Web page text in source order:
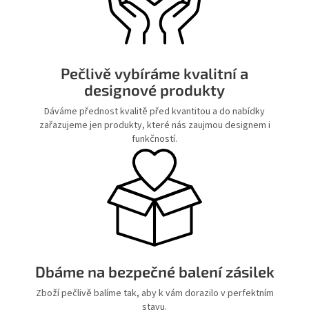
Pečlivě vybíráme kvalitní a
designové produkty
Dáváme přednost kvalitě před kvantitou a do nabídky
zařazujeme jen produkty, které nás zaujmou designem i
funkčností.
Dbáme na bezpečné balení zásilek
Zboží pečlivě balíme tak, aby k vám dorazilo v perfektním
stavu.